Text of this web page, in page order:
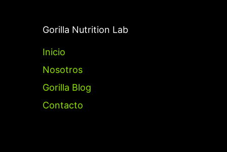
Gorilla Nutrition Lab
Inicio
Nosotros
Gorilla Blog
Contacto